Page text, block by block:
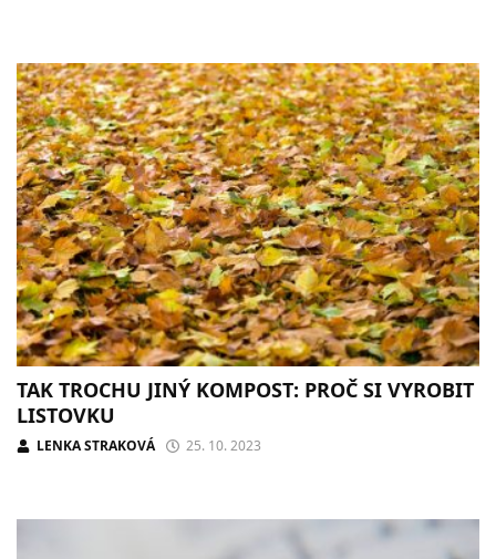
TAK TROCHU JINÝ KOMPOST: PROČ SI VYROBIT
LISTOVKU
LENKA STRAKOVÁ 25. 10. 2023